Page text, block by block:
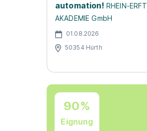
automation! RHEIN-ERFT
AKADEMIE GmbH
01.08.2026
50354 Hürth
90%
Eignung